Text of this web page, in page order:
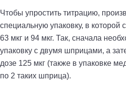
Чтобы упростить титрацию,
специальную упаковку, в
63 мкг и 94 мкг. Так, сначала
упаковку с двумя шприцами, а
дозе 125 мкг (также в упаковке
по 2 таких шприца).